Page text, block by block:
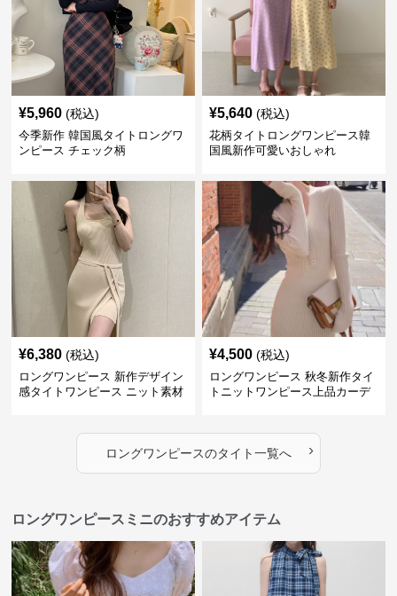
¥5,960 (税込)
今季新作 韓国風タイトロングワ
ンピース チェック柄
¥5,640 (税込)
花柄タイトロングワンピース韓
国風新作可愛いおしゃれ
¥6,380 (税込)
ロングワンピース 新作デザイン
感タイトワンピース ニット素材
¥4,500 (税込)
ロングワンピース 秋冬新作タイ
トニットワンピース上品カーデ
ロングワンピースのタイト一覧へ ›
ロングワンピースミニのおすすめアイテム